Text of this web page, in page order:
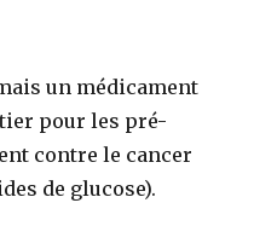
un médicament
pour les pré-
contre le cancer
de glucose).